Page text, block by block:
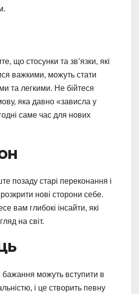
що стосунки та зв’язки, які
важкими, можуть стати
та легкими. Не бійтеся
яка давно «зависла у
саме час для нових
позаду старі переконання і
нові сторони себе.
вам глибокі інсайти, які
на світ.
бажання можуть вступити в
і це створить певну